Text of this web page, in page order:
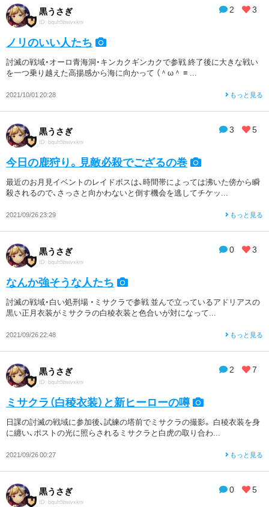
2 3
黒うさぎ
ID: bquh5bwvxkni
ノリのいい人たち
討滅の戦域・オーロ青海洞・キンカクギンカクで参戦 終了後に大きな戦い
を一つ乗り越えた高揚感から海に向かって （＾ω＾ ≡ ...
2021/10/01 20:28 もっと見る
3 5
黒うさぎ
ID: bquh5bwvxkni
今日の鹿狩り。見敵必殺でござるの巻
最近のお月見イベントのレイドボスは、時間帯によっては沸いた傍から瞬
殺されるので、さっさと向かわないと倒す機会を逃してチケッ...
2021/09/26 23:29 もっと見る
0 3
黒うさぎ
ID: bquh5bwvxkni
なんか強そうな人たち
討滅の戦域・白い処刑場 ・ミサクラで参戦 並んで立っているアドリアスの
黒い正月衣装がミサクラの白稜衣装と色合いが対になって...
2021/09/26 22:48 もっと見る
2 7
黒うさぎ
ID: bquh5bwvxkni
ミサクラ（白稜衣装）と新ヒーローの噂
日課の討滅の戦域に参加後、試練の塔前でミサクラの撮影。 白稜衣装を身
に纏い、ポストの光に照らされるミサクラと白虎の取り合わ...
2021/09/26 00:27 もっと見る
0 5
黒うさぎ
ID: bquh5bwvxkni